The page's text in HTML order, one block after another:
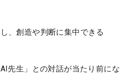
、創造や判断に集中できる
先生」との対話が当たり前にな